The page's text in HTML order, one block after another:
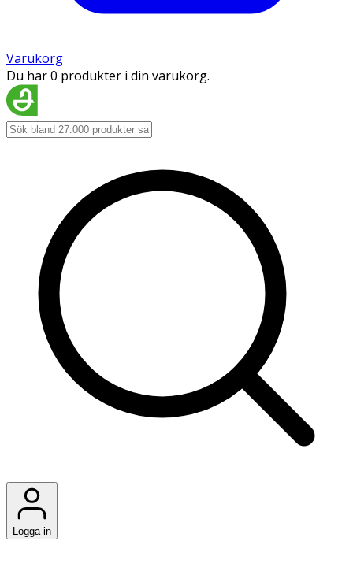
Varukorg
Du har 0 produkter i din varukorg.
Logga in